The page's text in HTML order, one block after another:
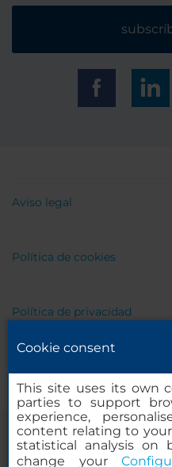
Aviso legal
Política de cookies
Política de privacidad
Cookie consent
This site uses its own
parties to support
experience,
content relating to
statistical analysis on
change your